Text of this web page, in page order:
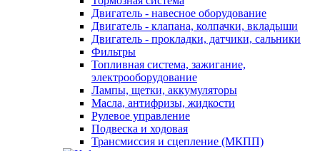
Двигатель - навесное оборудование
Двигатель - клапана, колпачки, вкладыши
Двигатель - прокладки, датчики, сальники
Фильтры
Топливная система, зажигание,
электрооборудование
Лампы, щетки, аккумуляторы
Масла, антифризы, жидкости
Рулевое управление
Подвеска и ходовая
Трансмиссия и сцепление (МКПП)